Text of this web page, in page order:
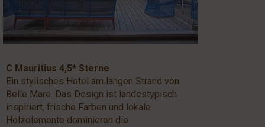
C Mauritius 4,5* Sterne
Ein stylisches Hotel am langen Strand von
Belle Mare. Das Design ist landestypisch
inspiriert, frische Farben und lokale
Holzelemente dominieren die